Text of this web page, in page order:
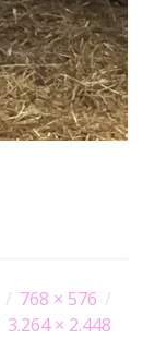
/ 768 × 576 /
3.264 × 2.448